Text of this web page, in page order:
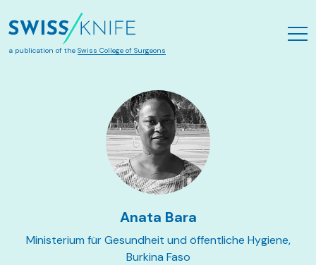
Aller au contenu principal
a publication of the Swiss College of Surgeons
Anata Bara
Ministerium für Gesundheit und öffentliche Hygiene,
Burkina Faso